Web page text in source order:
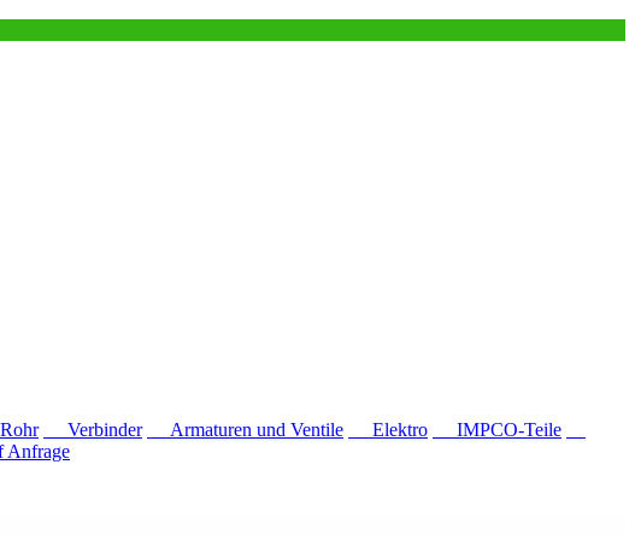
Verbinder Armaturen und Ventile Elektro
IMPCO-Teile